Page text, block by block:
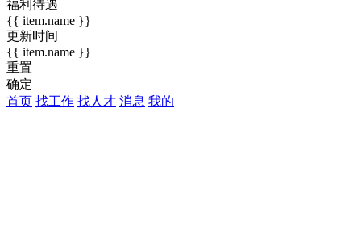
福利待遇
{{ item.name }}
更新时间
{{ item.name }}
重置
确定
首页 找工作 找人才 消息 我的